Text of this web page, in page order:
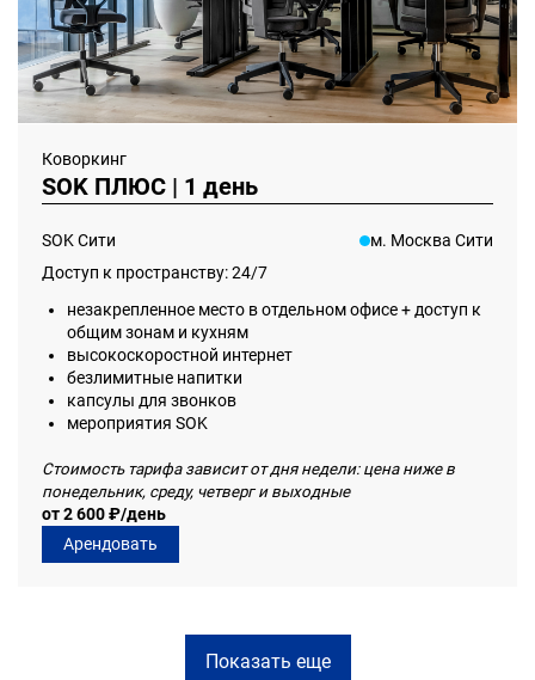
Коворкинг
SOK ПЛЮС | 1 день
SOK Сити
м. Москва Сити
Доступ к пространству: 24/7
незакрепленное место в отдельном офисе + доступ к
общим зонам и кухням
высокоскоростной интернет
безлимитные напитки
капсулы для звонков
мероприятия SOK
Стоимость тарифа зависит от дня недели: цена ниже в
понедельник, среду, четверг и выходные
от 2 600 ₽/день
Арендовать
Показать еще